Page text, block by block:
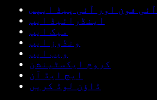
آئی فون اور آئی پیڈ ایپس
اینڈرائیڈ ایپ
میک ایپ
ونڈوز ایپ
ویب ایپ
کروم ایکسٹینشن
ایج ایڈ آن
ڈاؤن لوڈ کریں